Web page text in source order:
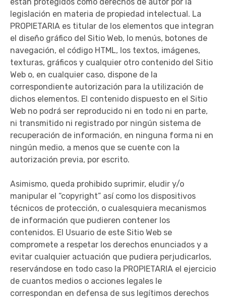
legislación en materia de propiedad intelectual. La
PROPIETARIA es titular de los elementos que integran
el diseño gráfico del Sitio Web, lo menús, botones de
navegación, el código HTML, los textos, imágenes,
texturas, gráficos y cualquier otro contenido del Sitio
Web o, en cualquier caso, dispone de la
correspondiente autorización para la utilización de
dichos elementos. El contenido dispuesto en el Sitio
Web no podrá ser reproducido ni en todo ni en parte,
ni transmitido ni registrado por ningún sistema de
recuperación de información, en ninguna forma ni en
ningún medio, a menos que se cuente con la
autorización previa, por escrito.
Asimismo, queda prohibido suprimir, eludir y/o
manipular el “copyright” así como los dispositivos
técnicos de protección, o cualesquiera mecanismos
de información que pudieren contener los
contenidos. El Usuario de este Sitio Web se
compromete a respetar los derechos enunciados y a
evitar cualquier actuación que pudiera perjudicarlos,
reservándose en todo caso la PROPIETARIA el ejercicio
de cuantos medios o acciones legales le
correspondan en defensa de sus legítimos derechos